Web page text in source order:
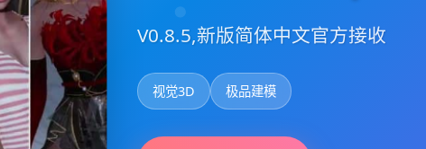
V0.8.5,新版简体中文官方接收
视觉3D 极品建模